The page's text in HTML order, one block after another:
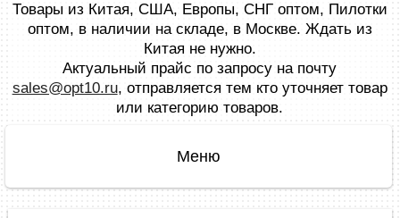
Товары из Китая, США, Европы, СНГ оптом, Пилотки
оптом, в наличии на складе, в Москве. Ждать из
Китая не нужно.
Актуальный прайс по запросу на почту
sales@opt10.ru, отправляется тем кто уточняет товар
или категорию товаров.